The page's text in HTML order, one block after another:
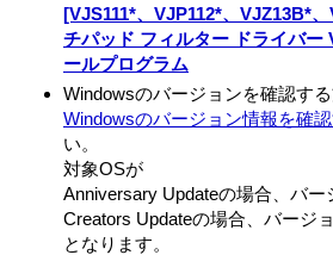
[VJS111*、VJP112*、VJZ13B*
チパッド フィルター ドライバー
ールプログラム
Windowsのバージョンを確認する
Windowsのバージョン情報を確
い。
対象OSが
Anniversary Updateの場合、バー
Creators Updateの場合、バージ
となります。